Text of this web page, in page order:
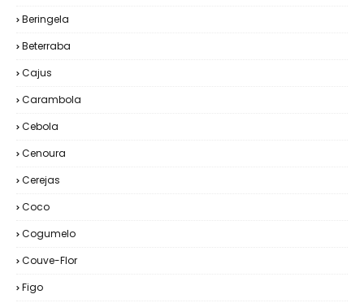
Beringela
Beterraba
Cajus
Carambola
Cebola
Cenoura
Cerejas
Coco
Cogumelo
Couve-Flor
Figo